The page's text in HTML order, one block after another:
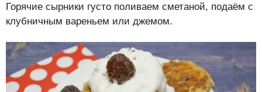
Горячие сырники густо поливаем сметаной, подаём с
клубничным вареньем или джемом.